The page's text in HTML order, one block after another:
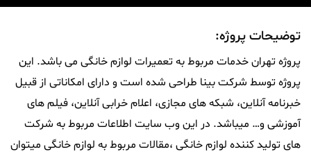
توضیحات پروژه:
پروژه تهران خدمات مربوط به تعمیرات لوازم خانگی می باشد. این
پروژه توسط شرکت بینا طراحی شده است و دارای امکاناتی از قبیل
خبرنامه آنلاین، شبکه های مجازی، اعلام خرابی آنلاین، فیلم های
آموزشی و… میباشد. در این وب سایت اطلاعات مربوط به شرکت
های تولید کننده لوازم خانگی ،مقالات مربوط به لوازم خانگی میتوان